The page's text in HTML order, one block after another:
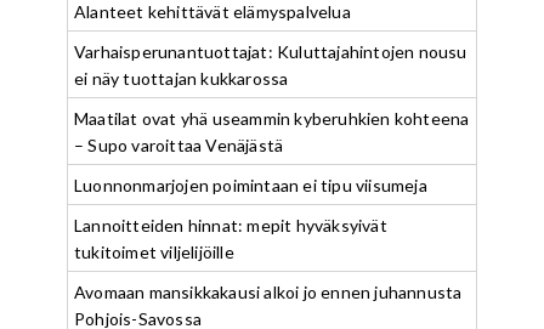
Alanteet kehittävät elämyspalvelua
Varhaisperunantuottajat: Kuluttajahintojen nousu
ei näy tuottajan kukkarossa
Maatilat ovat yhä useammin kyberuhkien kohteena
– Supo varoittaa Venäjästä
Luonnonmarjojen poimintaan ei tipu viisumeja
Lannoitteiden hinnat: mepit hyväksyivät
tukitoimet viljelijöille
Avomaan mansikkakausi alkoi jo ennen juhannusta
Pohjois-Savossa